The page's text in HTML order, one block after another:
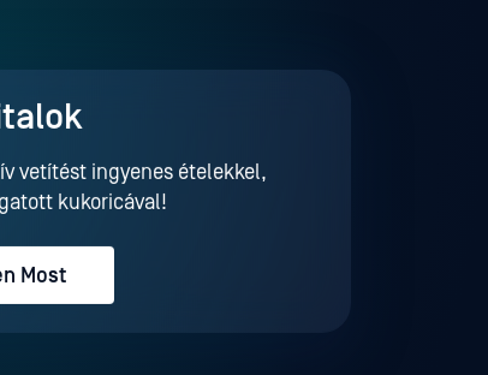
vetítést ingyenes ételekkel,
kukoricával!
Most